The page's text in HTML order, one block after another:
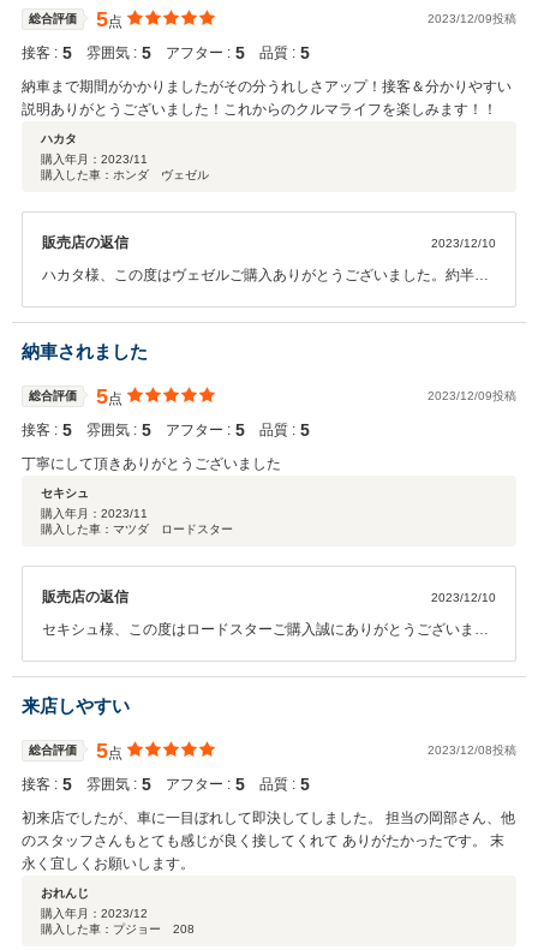
総合評価 5点 2023/12/09投稿
接客 : 5 雰囲気 : 5 アフター : 5 品質 : 5
納車まで期間がかかりましたがその分うれしさアップ！接客＆分かりやすい
説明ありがとうございました！これからのクルマライフを楽しみます！！
ハカタ
購入年月： 2023/11
購入した車：ホンダ ヴェゼル
販売店の返信 2023/12/10
ハカタ様、この度はヴェゼルご購入ありがとうございました。約半年
ご来店頂いた時の笑顔は最高に素敵でしたよ。また県外ゴルフ旅一緒
に行きましょう！
納車されました
総合評価 5点 2023/12/09投稿
接客 : 5 雰囲気 : 5 アフター : 5 品質 : 5
丁寧にして頂きありがとうございました
セキシュ
購入年月： 2023/11
購入した車：マツダ ロードスター
販売店の返信 2023/12/10
セキシュ様、この度はロードスターご購入誠にありがとうございまし
そこから車探しが始まり以外にも早く見つかり良かったですね。これ
からもよろしくお願いします。
来店しやすい
総合評価 5点 2023/12/08投稿
接客 : 5 雰囲気 : 5 アフター : 5 品質 : 5
初来店でしたが、車に一目ぼれして即決してしました。 担当の岡部さん、他
のスタッフさんもとても感じが良く接してくれて ありがたかったです。 末
永く宜しくお願いします。
おれんじ
購入年月： 2023/12
購入した車：プジョー 208